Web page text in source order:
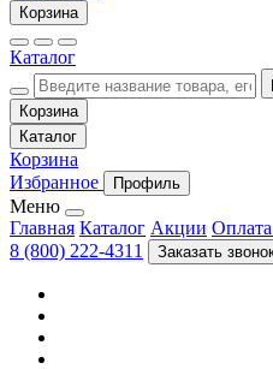
Корзина
Каталог
Корзина
Каталог
Корзина
Избранное
Профиль
Меню
Главная Каталог Акции Оплата
8 (800) 222-4311
Заказать